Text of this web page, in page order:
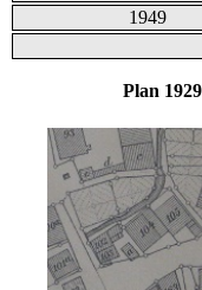
1949
Plan